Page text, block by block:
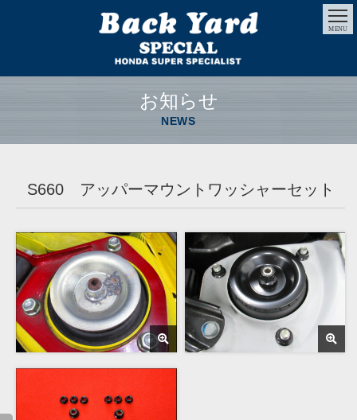
MENU
お知らせ
NEWS
S660 アッパーマウントワッシャーセット